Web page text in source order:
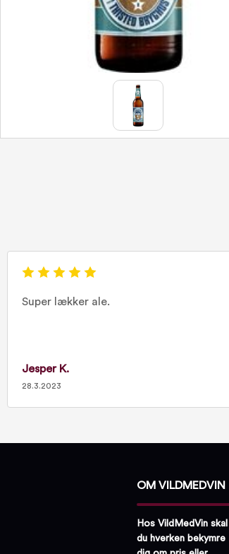
Super lækker ale.
Jesper K.
28.3.2023
OM VILDMEDVIN
Hos VildMedVin skal
du hverken bekymre